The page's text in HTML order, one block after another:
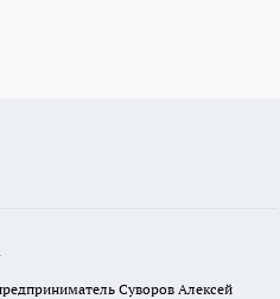
Суворов Алексей